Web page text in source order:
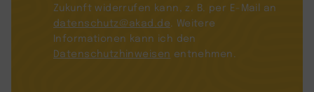
Zukunft widerrufen kann, z. B. per E-Mail an
datenschutz@akad.de . Weitere
Informationen kann ich den
Datenschutzhinweisen entnehmen.